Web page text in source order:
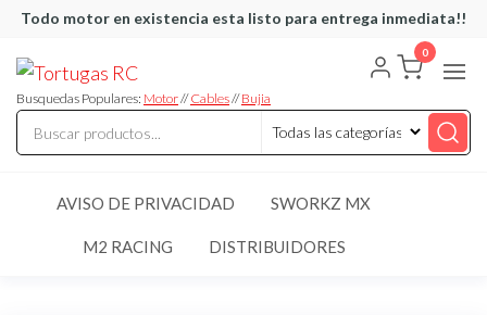
Saltar
contenido
Todo motor en existencia esta listo para entrega inmediata!!
RC
articulos
de RC
Busquedas Populares: Motor//Cables//Bujia
0
AVISO DE PRIVACIDAD SWORKZ MX
M2 RACING DISTRIBUIDORES